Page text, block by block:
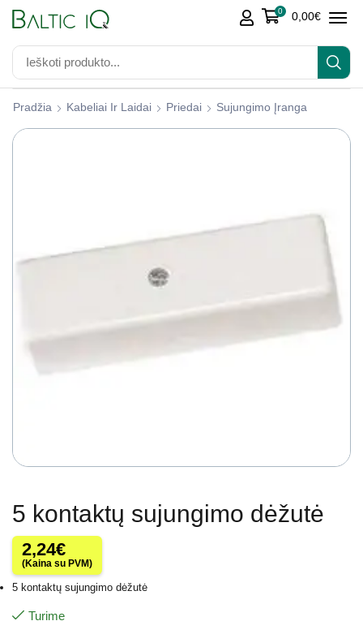
0 0,00€
Pradžia Kabeliai Ir Laidai Priedai Sujungimo Įranga
5 kontaktų sujungimo dėžutė
2,24€
(Kaina su PVM)
5 kontaktų sujungimo dėžutė
Turime